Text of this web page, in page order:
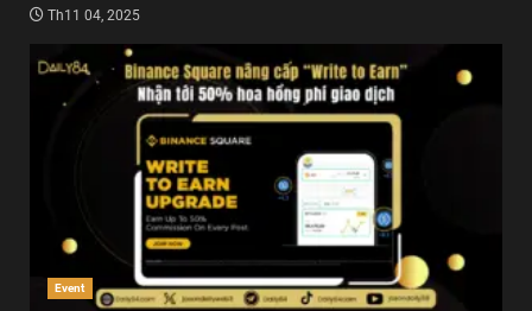
Th11 04, 2025
Event